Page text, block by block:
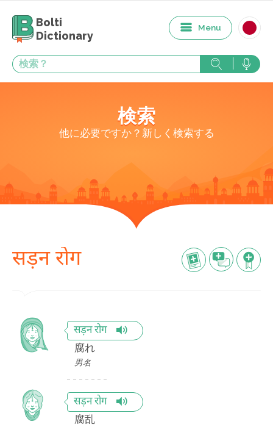
Bolti
Dictionary
Menu
検索
他に必要ですか？新しく検索する
सड़न रोग
सड़न रोग
腐れ
男名
सड़न रोग
腐乱